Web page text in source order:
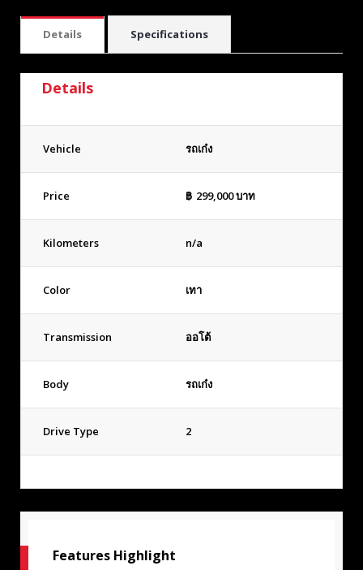
Details Specifications
Details
Vehicle รถเก๋ง
Price ฿ 299,000บาท
Kilometers n/a
Color เทา
Transmission ออโต้
Body รถเก๋ง
Drive Type 2
Features Highlight